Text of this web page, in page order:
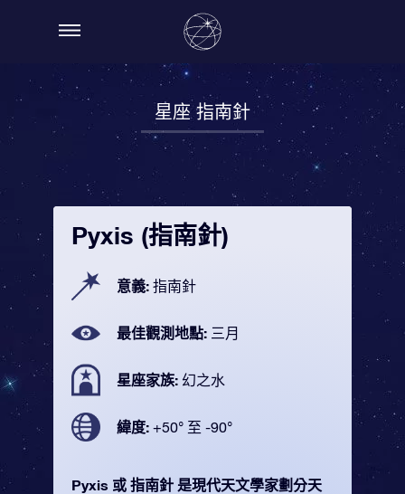
星座 指南針
Pyxis (指南針)
意義: 指南針
最佳觀測地點: 三月
星座家族: 幻之水
緯度: +50° 至 -90°
Pyxis 或 指南針 是現代天文學家劃分天